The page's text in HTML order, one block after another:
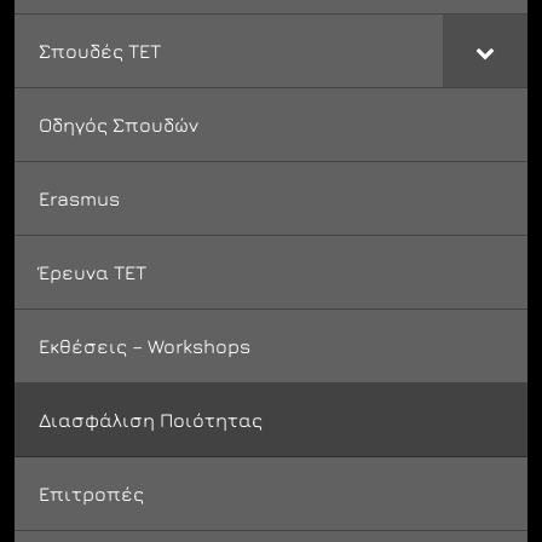
Σπουδές ΤΕΤ
Οδηγός Σπουδών
Εrasmus
Έρευνα ΤΕΤ
Εκθέσεις – Workshops
Διασφάλιση Ποιότητας
Επιτροπές